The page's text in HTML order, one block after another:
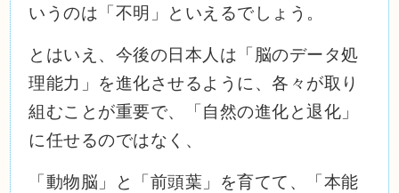
いうのは「不明」といえるでしょう。
とはいえ、今後の日本人は「脳のデータ処
理能力」を進化させるように、各々が取り
組むことが重要で、「自然の進化と退化」
に任せるのではなく、
「動物脳」と「前頭葉」を育てて、「本能